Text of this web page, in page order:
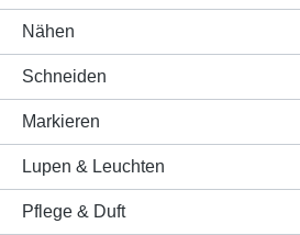
Nähen
Schneiden
Markieren
Lupen & Leuchten
Pflege & Duft